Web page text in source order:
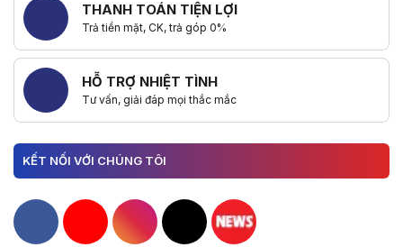
THANH TOÁN TIỆN LỢI
Trả tiền mặt, CK, trả góp 0%
HỖ TRỢ NHIỆT TÌNH
Tư vấn, giải đáp mọi thắc mắc
KẾT NỐI VỚI CHÚNG TÔI
Hacom Facebook
Hacom YouTube
Hacom Instagram
Hacom TikTok